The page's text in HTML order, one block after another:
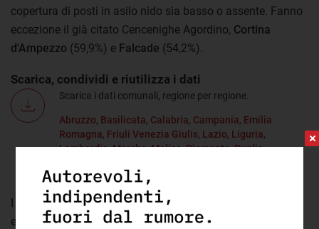
copertura di posti in asilo nido sia basso o assente. Fanno
eccezione il già citato Cencenighe Agordino, Cortina
d'Ampezzo (59,9%) e Falcade (54,2%).
Scarica, condividi e riutilizza i dati
Scarica i dati comunali, regione per regione.
Abruzzo Basilicata Calabria Campania Emilia
Romagna Friuli Venezia Giulis Lazio Liguria
Lombardia,Marche,Molise,Piemonte,Puglia,
Umbria,Valle d'Aosta
I contenuti dell'Osservatorio povertà
educativa#conibambini sono realizzati da openpolis con